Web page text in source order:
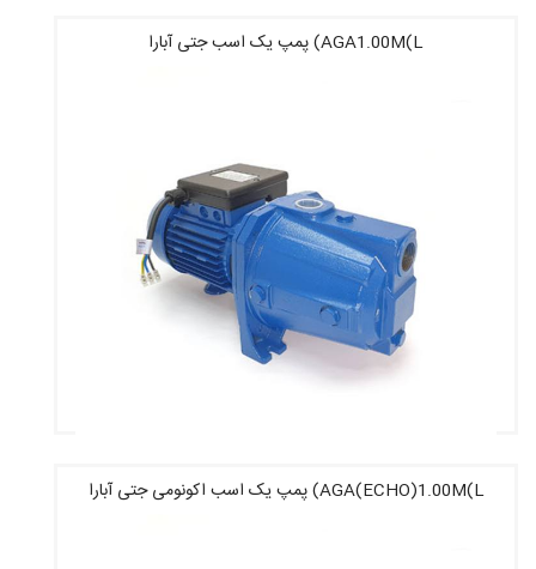
AGA1.00M(L) پمپ یک اسب جتی آبارا
AGA(ECHO)1.00M(L) پمپ یک اسب اکونومی جتی آبارا